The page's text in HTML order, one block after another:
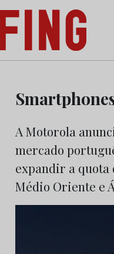
sobre os negócios
A Motorola
mercado
expandir a quota
Médio Oriente e